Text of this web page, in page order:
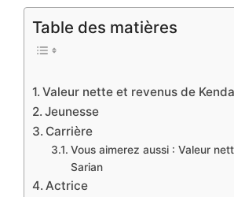
Table des matières
Valeur nette et revenus de
Jeunesse
Carrière
Vous aimerez aussi : Valeur
Sarian
Actrice